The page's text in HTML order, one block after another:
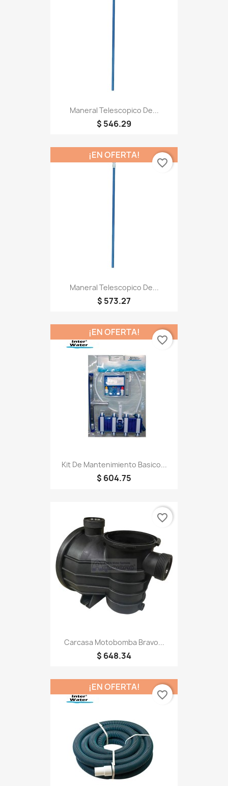
Maneral Telescopico De...
$ 546.29
Maneral Telescopico De...
$ 573.27
¡EN OFERTA!
favorite_border
Kit De Mantenimiento Basico...
$ 604.75
¡EN OFERTA!
favorite_border
Carcasa Motobomba Bravo...
$ 648.34
favorite_border
¡EN OFERTA!
favorite_border